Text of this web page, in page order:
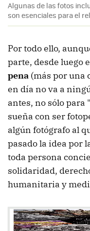
Algunas de las fotos
son esenciales para el
Por todo ello,
parte, desde luego
pena (más por una
en día no va a
antes, no sólo para
sueña con ser
algún fotógrafo al
pasado la idea por
toda persona
solidaridad,
humanitaria y